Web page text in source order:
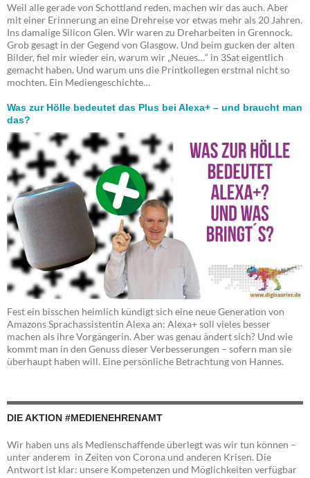
Weil alle gerade von Schottland reden, machen wir das auch. Aber
mit einer Erinnerung an eine Drehreise vor etwas mehr als 20 Jahren.
Ins damalige Silicon Glen. Wir waren zu Dreharbeiten in Grennock.
Grob gesagt in der Gegend von Glasgow. Und beim gucken der alten
Bilder, fiel mir wieder ein, warum wir „Neues…“ in 3Sat eigentlich
gemacht haben. Und warum uns die Printkollegen erstmal nicht so
mochten. Ein Mediengeschichte…
Was zur Hölle bedeutet das Plus bei Alexa+ – und braucht man
das?
Fest ein bisschen heimlich kündigt sich eine neue Generation von
Amazons Sprachassistentin Alexa an: Alexa+ soll vieles besser
machen als ihre Vorgängerin. Aber was genau ändert sich? Und wie
kommt man in den Genuss dieser Verbesserungen – sofern man sie
überhaupt haben will. Eine persönliche Betrachtung von Hannes.
DIE AKTION #MEDIENEHRENAMT
Wir haben uns als Medienschaffende überlegt was wir tun können –
unter anderem in Zeiten von Corona und anderen Krisen. Die
Antwort ist klar: unsere Kompetenzen und Möglichkeiten verfügbar